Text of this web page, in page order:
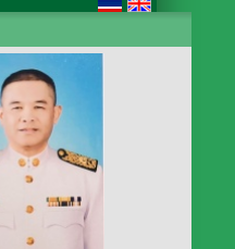
รีรัมย์ จังหวัดบุรีรัมย์